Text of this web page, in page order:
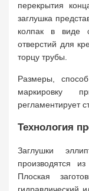
перекрытия
заглушка
колпак в виде
отверстий для
торцу трубы.
Размеры,
маркировку
регламентирует
Технология
Заглушки
производятся
Плоская